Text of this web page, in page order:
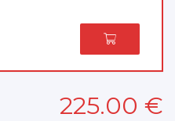
225.00 €